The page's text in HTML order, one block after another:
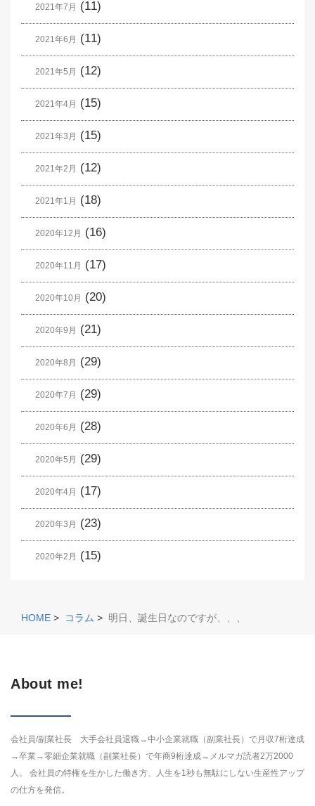
2021年7月 (11)
2021年6月 (11)
2021年5月 (12)
2021年4月 (15)
2021年3月 (15)
2021年2月 (12)
2021年1月 (18)
2020年12月 (16)
2020年11月 (17)
2020年10月 (20)
2020年9月 (21)
2020年8月 (29)
2020年7月 (29)
2020年6月 (28)
2020年5月 (29)
2020年4月 (17)
2020年3月 (23)
2020年2月 (15)
HOME > コラム > 明日、誕生日なのですが、、、
About me!
会社員/副業社長 大手会社員退職→中小企業就職（副業社長）で月収7桁達成
→卒業→零細企業就職（副業社長）で年商9桁達成→メルマガ読者2万2000
人。 会社員の特権を生かした働き方、人生を1秒も無駄にしない生産性アップ
の仕方を発信。